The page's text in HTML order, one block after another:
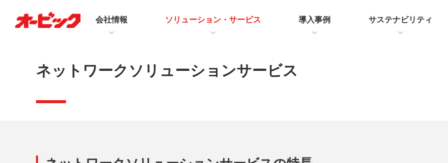
会社情報 ソリューション・サービス 導入事例 サステナビリティ
ネットワークソリューションサービス